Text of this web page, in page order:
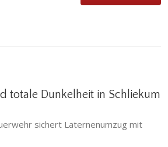
totale Dunkelheit in Schliekum
sichert Laternenumzug mit